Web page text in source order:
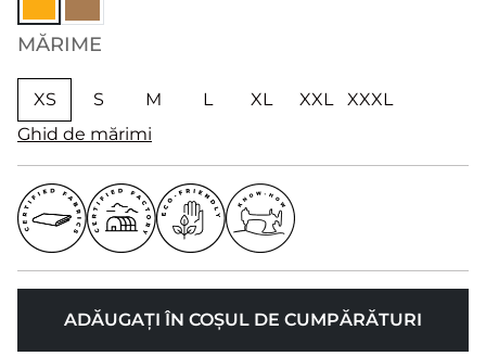
MĂRIME
XS S M L XL XXL
XXXL
Ghid de mărimi
ADĂUGAȚI ÎN COȘUL DE CUMPĂRĂTURI